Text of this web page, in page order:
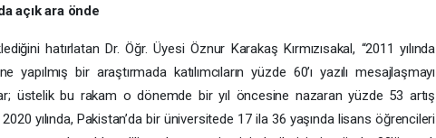
açık ara önde
hatırlatan Dr. Öğr. Üyesi Öznur Karakaş Kırmızısakal, “2011 yılında
bir araştırmada katılımcıların yüzde 60’ı yazılı mesajlaşmayı
üstelik bu rakam o dönemde bir yıl öncesine nazaran yüzde 53 artış
yılında, Pakistan’da bir üniversitede 17 ila 36 yaşında lisans öğrencileri